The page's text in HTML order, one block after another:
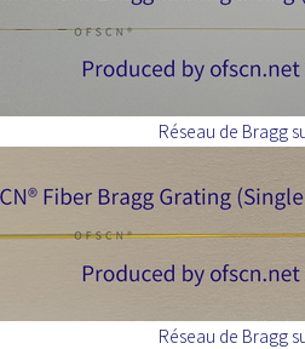
Réseau de Bragg
Réseau de Bragg